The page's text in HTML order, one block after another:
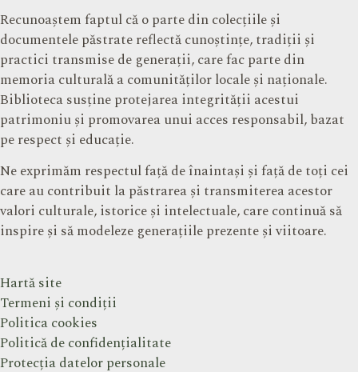
Recunoaștem faptul că o parte din colecțiile și
documentele păstrate reflectă cunoștințe, tradiții și
practici transmise de generații, care fac parte din
memoria culturală a comunităților locale și naționale.
Biblioteca susține protejarea integrității acestui
patrimoniu și promovarea unui acces responsabil, bazat
pe respect și educație.
Ne exprimăm respectul față de înaintași și față de toți cei
care au contribuit la păstrarea și transmiterea acestor
valori culturale, istorice și intelectuale, care continuă să
inspire și să modeleze generațiile prezente și viitoare.
Hartă site
Termeni și condiții
Politica cookies
Politică de confidențialitate
Protecția datelor personale